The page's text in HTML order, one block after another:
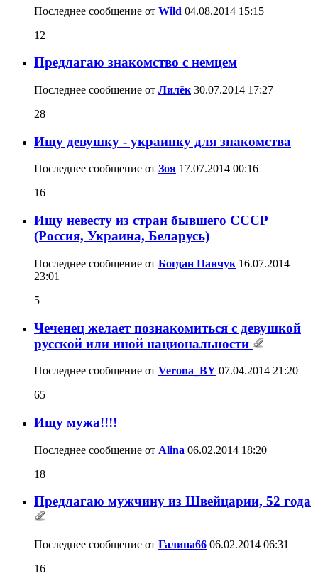
Последнее сообщение от Wild 04.08.2014 15:15
12
Предлагаю знакомство с немцем
Последнее сообщение от Лилёк 30.07.2014 17:27
28
Ищу девушку - украинку для знакомства
Последнее сообщение от Зоя 17.07.2014 00:16
16
Ищу невесту из стран бывшего СССР
(Россия, Украина, Беларусь)
Последнее сообщение от Богдан Панчук 16.07.2014
23:01
5
Чеченец желает познакомиться с девушкой
русской или иной национальности
Последнее сообщение от Verona_BY 07.04.2014 21:20
65
Ищу мужа!!!!
Последнее сообщение от Alina 06.02.2014 18:20
18
Предлагаю мужчину из Швейцарии, 52 года
Последнее сообщение от Галина66 06.02.2014 06:31
16